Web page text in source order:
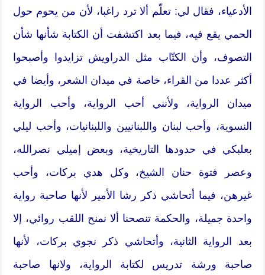
الأدعياء،‮ ‬فقال لي‮: ‬تعلّم ألا ترد راغبا،‮ ‬لأن من يحوم حول
الحمي يقع فيه،‮ ‬فيما بعد اكتشفت أن الكتابة شأنها شأن
التصوف،‮ ‬وأن الكتّاب مثل الدراويش تزايدوا وأصبحوا
أكثر عددا من القراء،‮ ‬خاصة في ميدان الشعر،‮ ‬وأيضا في
ميدان الرواية،‮ ‬ولأنني أحب الرواية،‮ ‬وأحب الرواية
النسوية،‮ ‬وأحب لبنان واللبنانيين واللبنانيات،‮ ‬وأحب ليلي
‬غيرهن،‮ ‬فيما أتحاشي ذكر رشا الأمير لأنها صاحبة رواية
واحدة جميلة،‮ ‬والحكمة تنصحنا ألا نمنح اللقب روائي،‮ ‬إلا
بعد الرواية الثانية،‮ ‬وأتحاشي ذكر نجوي بركات،‮ ‬لأنها
صاحبة ورشة تدريس لكتابة الرواية،‮ ‬ولانها صاحبة